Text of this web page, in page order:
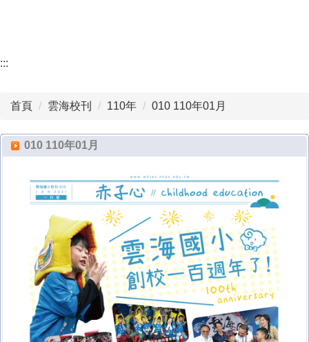
:::
首頁 雲海校刊 110年 010 110年01月
010 110年01月